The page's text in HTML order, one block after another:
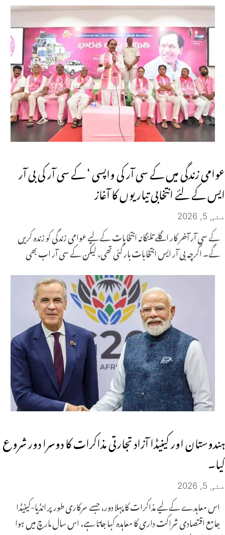
عوامی زندگی میں کے سی آر کی واپسی ‘ کے سی آر کی بی آر
ایس کے لئے انتخابی تیاریوں کا آغاز
مئی 5, 2026
کے سی آر آخر کار اگلے تلنگانہ انتخابات کے لیے عوامی زندگی کو زندہ کریں
گے۔ اگرچہ بی آر ایس انتخابات ہار گئی تھی، لیکن کے سی آر اب بھی
ہندوستان اور کینیڈا آزاد تجارتی مذاکرات کا دوسرا دور شروع
کیا۔
مئی 5, 2026
اس معاہدے کے لیے مذاکرات کا پہلا دور، جسے سرکاری طور پر انڈیا-کینیڈا
جامع اقتصادی شراکت داری کا معاہدہ کہا جاتا ہے، اس سال مارچ میں ہوا